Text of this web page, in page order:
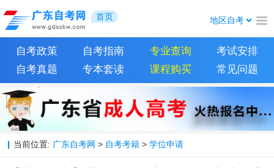
首页
自考政策 自考指南 专业查询
考试安排
自考真题
专本套读 课程购买 常见问题
当前位置: 广东自考网 > 自考考籍> 学位申请